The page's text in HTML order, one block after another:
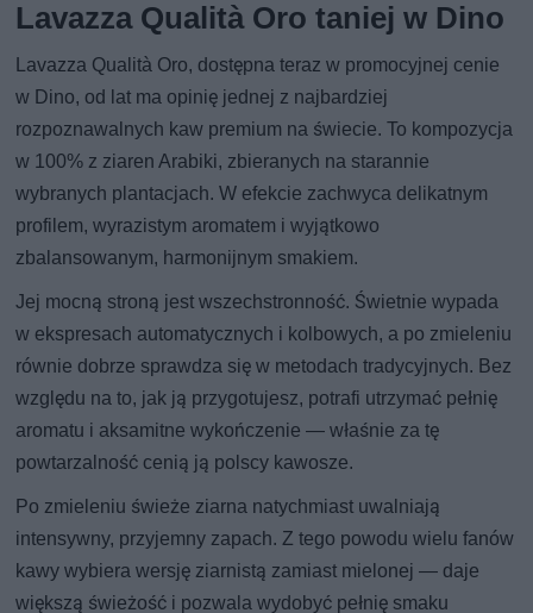
Lavazza Qualità Oro taniej w Dino
Lavazza Qualità Oro, dostępna teraz w promocyjnej cenie
w Dino, od lat ma opinię jednej z najbardziej
rozpoznawalnych kaw premium na świecie. To kompozycja
w 100% z ziaren Arabiki, zbieranych na starannie
wybranych plantacjach. W efekcie zachwyca delikatnym
profilem, wyrazistym aromatem i wyjątkowo
zbalansowanym, harmonijnym smakiem.
Jej mocną stroną jest wszechstronność. Świetnie wypada
w ekspresach automatycznych i kolbowych, a po zmieleniu
równie dobrze sprawdza się w metodach tradycyjnych. Bez
względu na to, jak ją przygotujesz, potrafi utrzymać pełnię
aromatu i aksamitne wykończenie — właśnie za tę
powtarzalność cenią ją polscy kawosze.
Po zmieleniu świeże ziarna natychmiast uwalniają
intensywny, przyjemny zapach. Z tego powodu wielu fanów
kawy wybiera wersję ziarnistą zamiast mielonej — daje
większą świeżość i pozwala wydobyć pełnię smaku